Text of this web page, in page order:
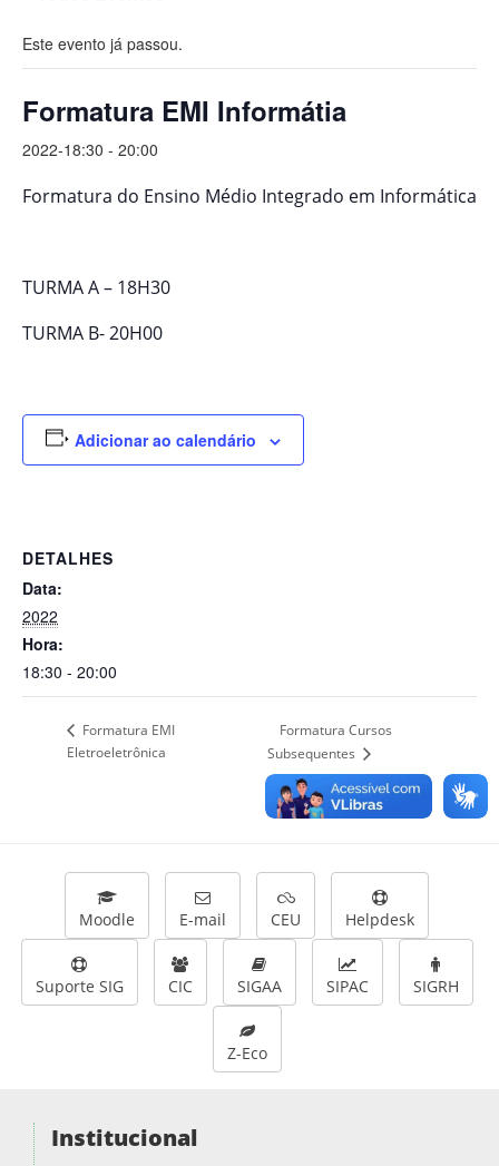
Este evento já passou.
Formatura EMI Informátia
2022-18:30 - 20:00
Formatura do Ensino Médio Integrado em Informática
TURMA A – 18H30
TURMA B- 20H00
Adicionar ao calendário
DETALHES
Data:
2022
Hora:
18:30 - 20:00
Formatura EMI
Eletroeletrônica
Formatura Cursos
Subsequentes
Moodle E-mail CEU Helpdesk
Suporte SIG CIC SIGAA SIPAC SIGRH
Z-Eco
Institucional